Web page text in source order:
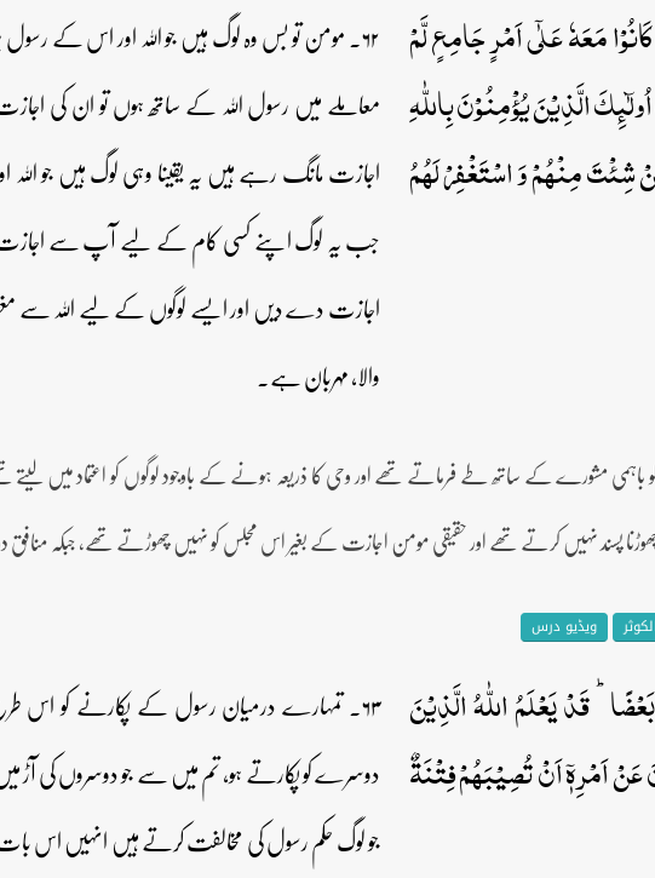
مَعَہٗ عَلٰۤی اَمۡرٍ جَامِعٍ لَّمۡ
الَّذِیۡنَ یُؤۡمِنُوۡنَ بِاللّٰہِ
شِئۡتَ مِنۡہُمۡ وَ اسۡتَغۡفِرۡ لَہُمُ
۶۲۔ مومن تو بس وہ لوگ ہیں جو اللہ اور اس کے
معاملے میں رسول اللہ کے ساتھ ہوں تو ان کی
اجازت مانگ رہے ہیں یہ یقینا وہی لوگ ہیں جو
جب یہ لوگ اپنے کسی کام کے لیے آپ سے
اجازت دے دیں اور ایسے لوگوں کے لیے اللہ سے
والا، مہربان ہے۔
باہمی مشورے کے ساتھ طے فرماتے تھے اور وحی کا ذریعہ ہونے کے باوجود لوگوں کو اعتماد میں لیتے
پسند نہیں کرتے تھے اور حقیقی مومن اجازت کے بغیر اس مجلس کو نہیں چھوڑتے تھے، جبکہ
ویڈیو درس
قَدۡ یَعۡلَمُ اللّٰہُ الَّذِیۡنَ
اَمۡرِہٖۤ اَنۡ تُصِیۡبَہُمۡ فِتۡنَۃٌ
۶۳۔ تمہارے درمیان رسول کے پکارنے کو اس
دوسرے کو پکارتے ہو، تم میں سے جو دوسروں کی آڑ
جو لوگ حکم رسول کی مخالفت کرتے ہیں انہیں اس بات